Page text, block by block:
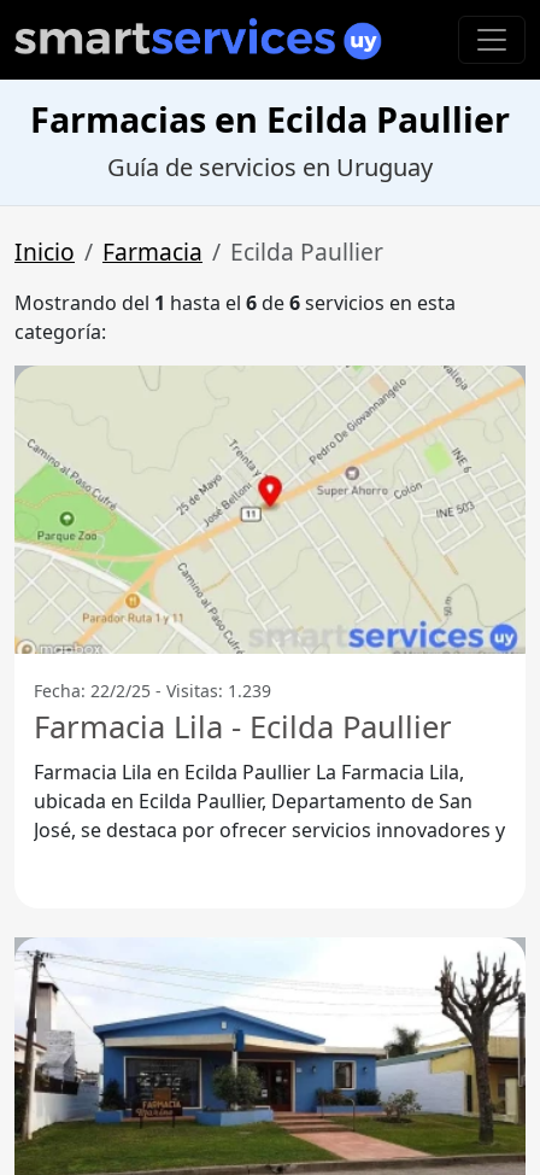
Farmacias en Ecilda Paullier
Guía de servicios en Uruguay
Inicio Farmacia Ecilda Paullier
Mostrando del 1 hasta el 6de6servicios en esta
categoría:
Fecha: 22/2/25 - Visitas: 1.239
Farmacia Lila - Ecilda Paullier
Farmacia Lila en Ecilda Paullier La Farmacia Lila,
ubicada en Ecilda Paullier, Departamento de San
José, se destaca por ofrecer servicios innovadores y